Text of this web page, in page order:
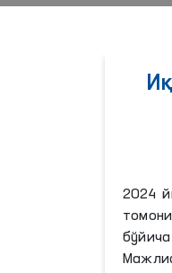
2024